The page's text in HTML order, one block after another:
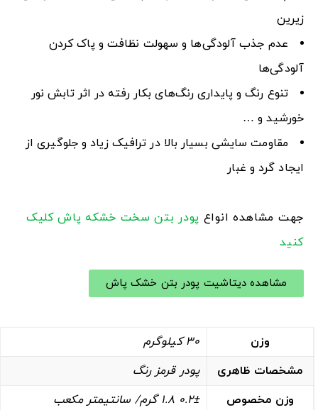
زیرین
عدم جذب آلودگی‌ها و سهولت نظافت و پاک کردن
آلودگی‌ها
تنوع رنگ و پایداری رنگ‌های بکار رفته در اثر تابش نور
خورشید و …
مقاومت سایشی بسیار بالا در ترافیک زیاد و جلوگیری از
ایجاد گرد و غبار
جهت مشاهده انواع پودر بتن سخت خشکه پاشکلیک
کنید
مشاهده دیتاشیت پودر بتن خشک پاش
وزن
30 کیلوگرم
مشخصات ظاهری
پودر قرمز رنگ
وزن مخصوص
0.2± 1.8 گرم/ سانتیمتر مکعب